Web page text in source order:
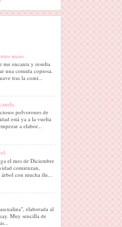
secos.
encanta y resulta
una comida copiosa.
tras la comi...
polvorones de
está ya a la vuelta
a elabor...
el mes de Diciembre
comienzan,
con mucha ilu...
elaborada al
Muy sencilla de